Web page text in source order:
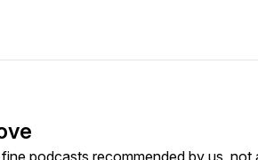
podcasts recommended by us, not